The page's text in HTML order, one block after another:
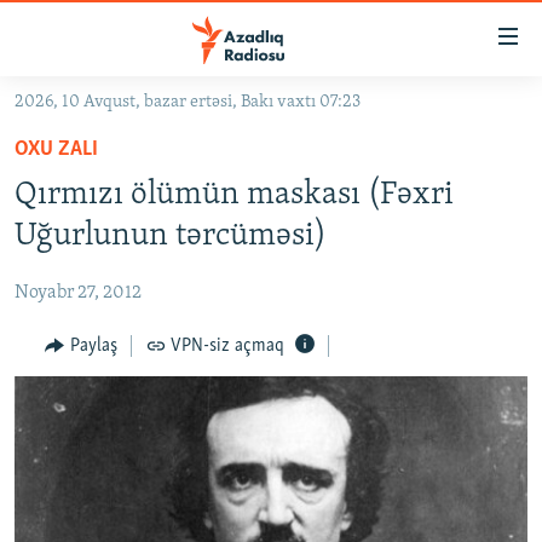
Əsas
qayıt
Əsas
naviqasiyaya
qayıt
Axtarışa
KORRUPSIOMETR
#ƏSLINDƏ
FƏRQƏ BAX
QANUNI DOĞRU
ARAŞDIRMA
MULTIMEDIA
FOTOQALEREYA
OXU ZALI
HAQQIMIZDA
2026, 10 Avqust, bazar ertəsi, Bakı vaxtı 07:23
OXU ZALI
Qırmızı ölümün maskası (Fəxri
Uğurlunun tərcüməsi)
Noyabr 27, 2012
Paylaş VPN-siz açmaq